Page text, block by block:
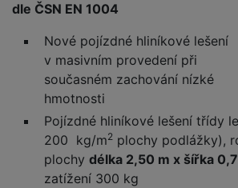
dle ČSN EN 1004
Nové pojízdné hliníkové lešení
v masivním provedení při
současném zachování nízké
hmotnosti
Pojízdné hliníkové lešení třídy
200 kg/m2 plochy podlážky),
plochy délka 2,50 m x šířka
zatížení 300 kg